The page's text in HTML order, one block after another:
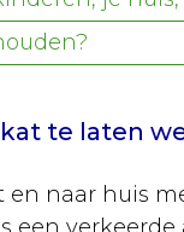
te laten
en naar huis